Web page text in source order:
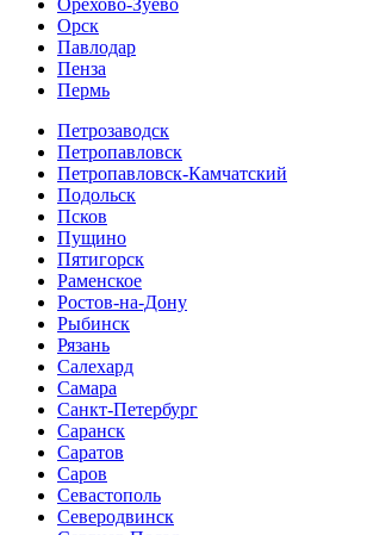
Орехово-Зуево
Орск
Павлодар
Пенза
Пермь
Петрозаводск
Петропавловск
Петропавловск-Камчатский
Подольск
Псков
Пущино
Пятигорск
Раменское
Ростов-на-Дону
Рыбинск
Рязань
Салехард
Самара
Санкт-Петербург
Саранск
Саратов
Саров
Севастополь
Северодвинск